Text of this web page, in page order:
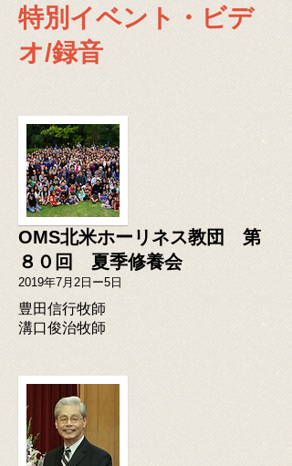
特別イベント・ビデ
オ/録音
OMS北米ホーリネス教団 第
８０回 夏季修養会
2019年7月2日ー5日
豊田信行牧師
​溝口俊治牧師